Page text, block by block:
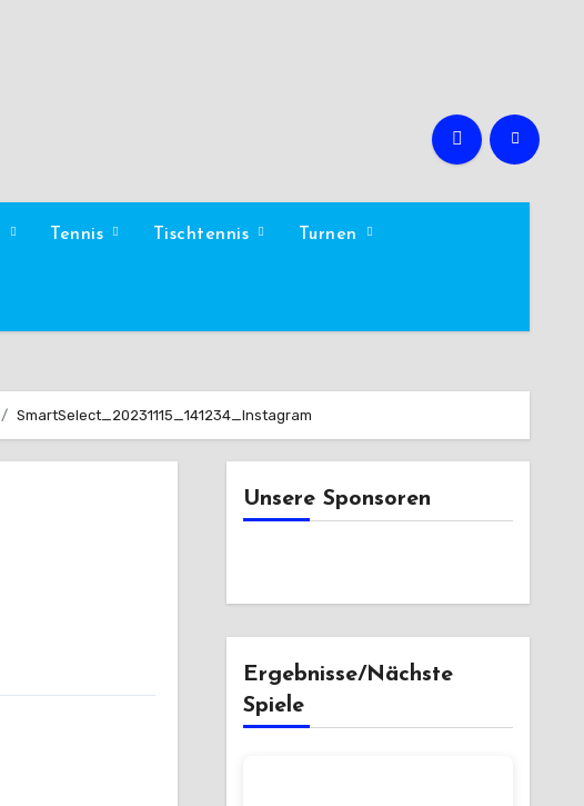
Tennis Tischtennis Turnen
SmartSelect_20231115_141234_Instagram
Unsere Sponsoren
Ergebnisse/Nächste
Spiele